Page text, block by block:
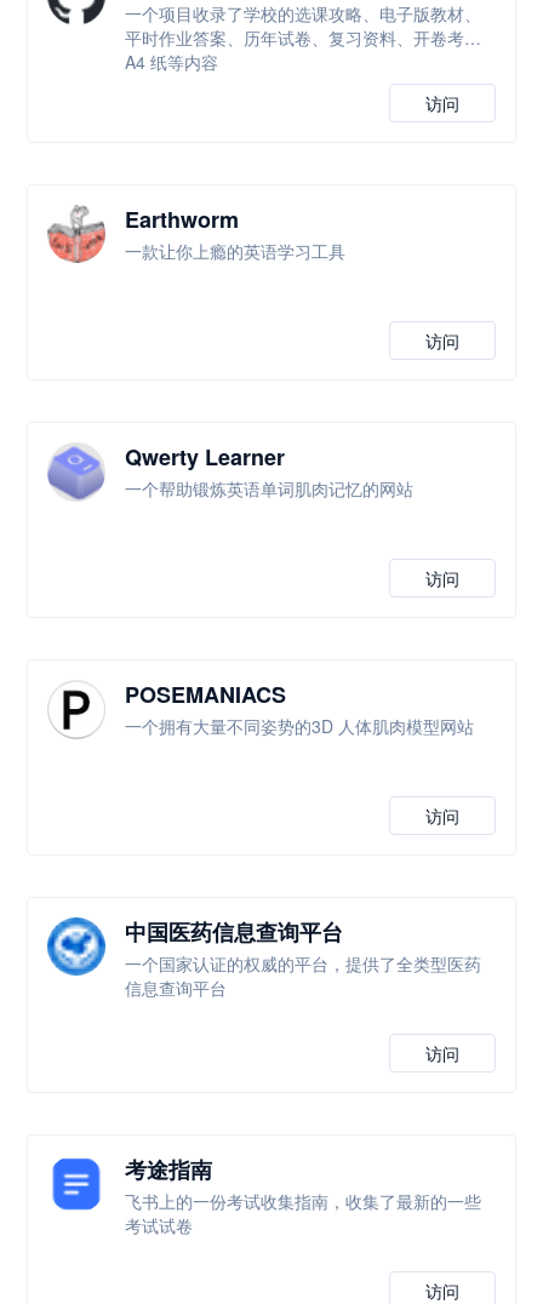
一个项目收录了学校的选课攻略、电子版教材、
平时作业答案、历年试卷、复习资料、开卷考试
A4 纸等内容
访问
Earthworm
一款让你上瘾的英语学习工具
访问
Qwerty Learner
一个帮助锻炼英语单词肌肉记忆的网站
访问
POSEMANIACS
一个拥有大量不同姿势的3D 人体肌肉模型网站
访问
中国医药信息查询平台
一个国家认证的权威的平台，提供了全类型医药
信息查询平台
访问
考途指南
飞书上的一份考试收集指南，收集了最新的一些
考试试卷
访问